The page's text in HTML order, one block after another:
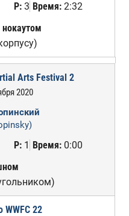
Р:3 Время:2:32
Arts Festival 2
2020
Р:1 Время:0:00
WWFC 22